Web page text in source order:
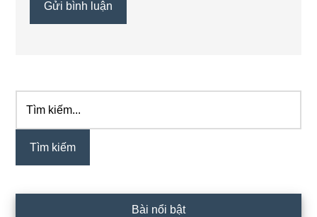
Sidebar
chính
kiếm...
Bài nổi bật